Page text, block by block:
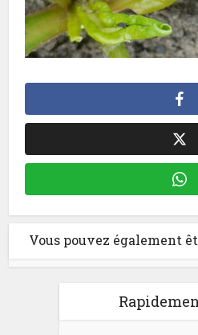
Vous pouvez également